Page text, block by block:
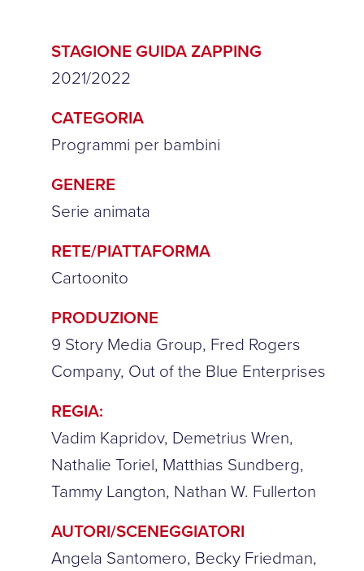
STAGIONE GUIDA ZAPPING
2021/2022
CATEGORIA
Programmi per bambini
GENERE
Serie animata
RETE/PIATTAFORMA
Cartoonito
PRODUZIONE
9 Story Media Group, Fred Rogers
Company, Out of the Blue Enterprises
REGIA:
Vadim Kapridov, Demetrius Wren,
Nathalie Toriel, Matthias Sundberg,
Tammy Langton, Nathan W. Fullerton
AUTORI/SCENEGGIATORI
Angela Santomero, Becky Friedman,